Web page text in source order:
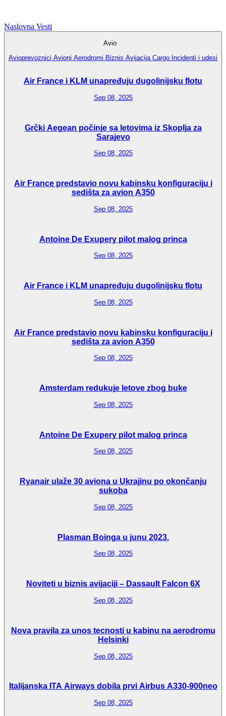
Naslovna Vesti
Avio
Avioprevoznici Avioni Aerodromi Biznis Avijacija Cargo Incidenti i udesi
Air France i KLM unapređuju dugolinijsku flotu
Sep 08, 2025
Grčki Aegean počinje sa letovima iz Skoplja za
Sarajevo
Sep 08, 2025
Air France predstavio novu kabinsku konfiguraciju i
sedišta za avion A350
Sep 08, 2025
Antoine De Exupery pilot malog princa
Sep 08, 2025
Air France i KLM unapređuju dugolinijsku flotu
Sep 08, 2025
Air France predstavio novu kabinsku konfiguraciju i
sedišta za avion A350
Sep 08, 2025
Amsterdam redukuje letove zbog buke
Sep 08, 2025
Antoine De Exupery pilot malog princa
Sep 08, 2025
Ryanair ulaže 30 aviona u Ukrajinu po okončanju
sukoba
Sep 08, 2025
Plasman Boinga u junu 2023.
Sep 08, 2025
Noviteti u biznis avijaciji – Dassault Falcon 6X
Sep 08, 2025
Nova pravila za unos tecnosti u kabinu na aerodromu
Helsinki
Sep 08, 2025
Italijanska ITA Airways dobila prvi Airbus A330-900neo
Sep 08, 2025